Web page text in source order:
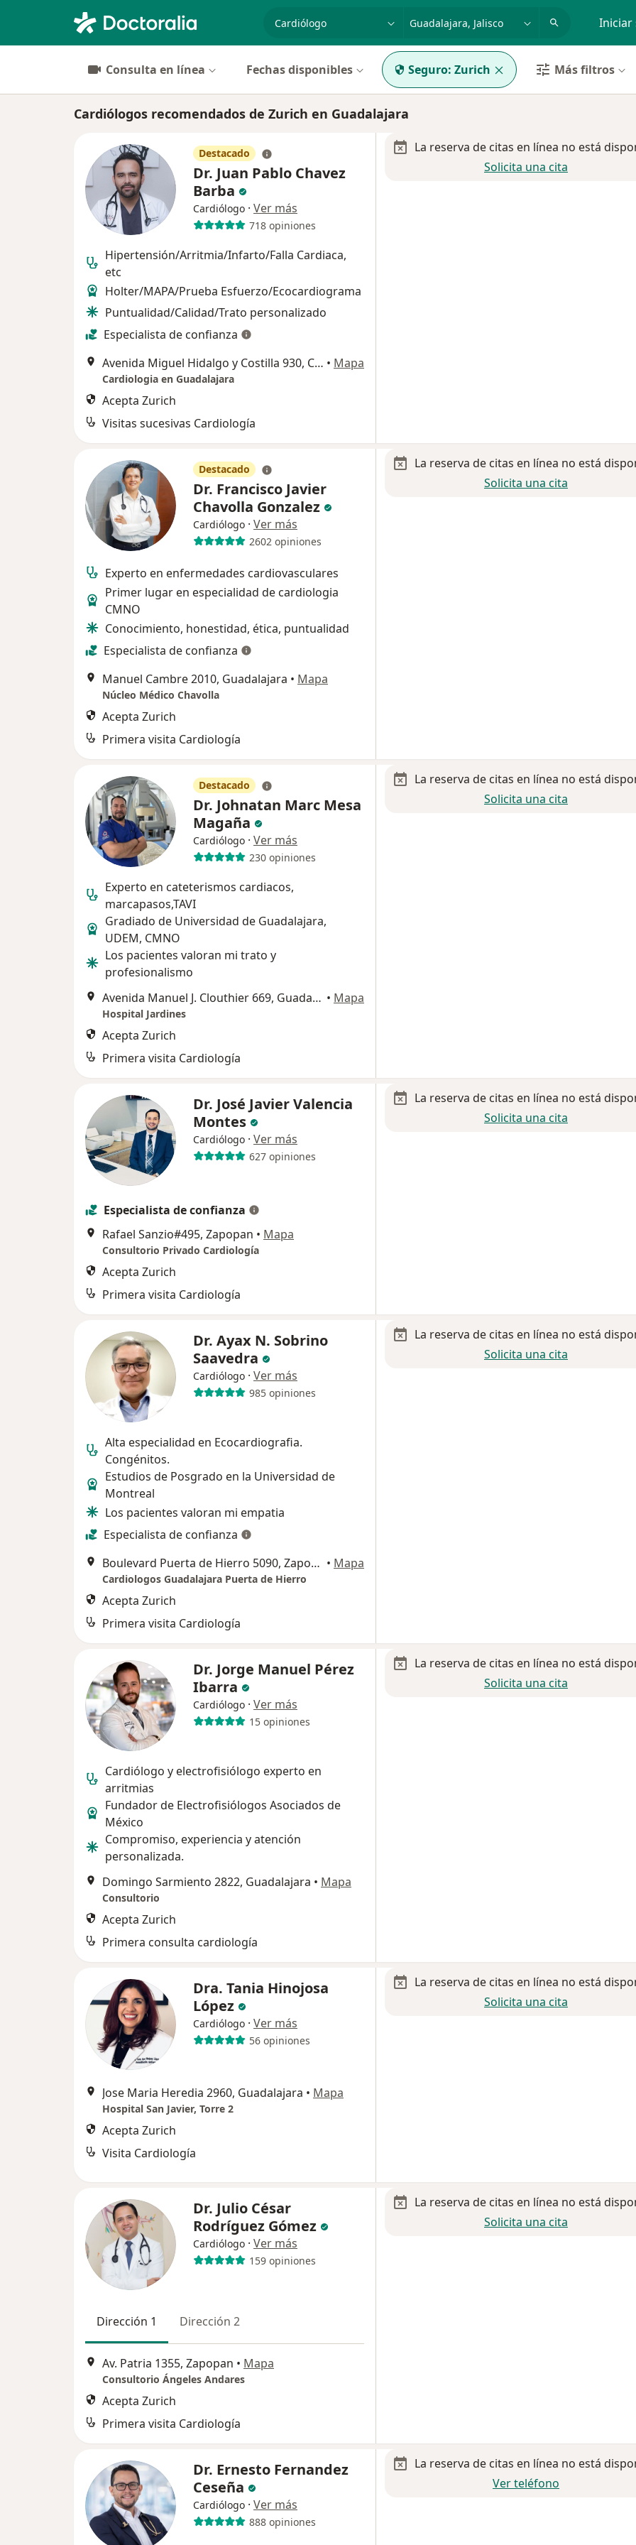
especialidad, enfermedad o nombre Iniciar
Consulta en línea Fechas disponibles Seguro: Zurich Más filtros
Cardiólogos recomendados de Zurich en Guadalajara
Destacado
Dr. Juan Pablo Chavez
Barba
Cardiólogo · Ver más
718 opiniones
Hipertensión/Arritmia/Infarto/Falla Cardiaca,
etc
Holter/MAPA/Prueba Esfuerzo/Ecocardiograma
Puntualidad/Calidad/Trato personalizado
Especialista de confianza
Avenida Miguel Hidalgo y Costilla 930, Colonia Americana, Hospital MAC-Bernardette, Guadalajara • Mapa
Cardiologia en Guadalajara
Acepta Zurich
Visitas sucesivas Cardiología
La reserva de citas en línea no está
Solicita una cita
Destacado
Dr. Francisco Javier
Chavolla Gonzalez
Cardiólogo · Ver más
2602 opiniones
Experto en enfermedades cardiovasculares
Primer lugar en especialidad de cardiologia
CMNO
Conocimiento, honestidad, ética, puntualidad
Especialista de confianza
Manuel Cambre 2010, Guadalajara • Mapa
Núcleo Médico Chavolla
Acepta Zurich
Primera visita Cardiología
La reserva de citas en línea no está
Solicita una cita
Destacado
Dr. Johnatan Marc Mesa
Magaña
Cardiólogo · Ver más
230 opiniones
Experto en cateterismos cardiacos,
marcapasos,TAVI
Gradiado de Universidad de Guadalajara,
UDEM, CMNO
Los pacientes valoran mi trato y
profesionalismo
Avenida Manuel J. Clouthier 669, Guadalajara • Mapa
Hospital Jardines
Acepta Zurich
Primera visita Cardiología
La reserva de citas en línea no está
Solicita una cita
Dr. José Javier Valencia
Montes
Cardiólogo · Ver más
627 opiniones
Especialista de confianza
Rafael Sanzio#495, Zapopan • Mapa
Consultorio Privado Cardiología
Acepta Zurich
Primera visita Cardiología
La reserva de citas en línea no está
Solicita una cita
Dr. Ayax N. Sobrino
Saavedra
Cardiólogo · Ver más
985 opiniones
Alta especialidad en Ecocardiografia.
Congénitos.
Estudios de Posgrado en la Universidad de
Montreal
Los pacientes valoran mi empatia
Especialista de confianza
Boulevard Puerta de Hierro 5090, Zapopan • Mapa
Cardiologos Guadalajara Puerta de Hierro
Acepta Zurich
Primera visita Cardiología
La reserva de citas en línea no está
Solicita una cita
Dr. Jorge Manuel Pérez
Ibarra
Cardiólogo · Ver más
15 opiniones
Cardiólogo y electrofisiólogo experto en
arritmias
Fundador de Electrofisiólogos Asociados de
México
Compromiso, experiencia y atención
personalizada.
Domingo Sarmiento 2822, Guadalajara • Mapa
Consultorio
Acepta Zurich
Primera consulta cardiología
La reserva de citas en línea no está
Solicita una cita
Dra. Tania Hinojosa
López
Cardiólogo · Ver más
56 opiniones
Jose Maria Heredia 2960, Guadalajara • Mapa
Hospital San Javier, Torre 2
Acepta Zurich
Visita Cardiología
La reserva de citas en línea no está
Solicita una cita
Dr. Julio César
Rodríguez Gómez
Cardiólogo · Ver más
159 opiniones
Dirección 1 Dirección 2
Av. Patria 1355, Zapopan • Mapa
Consultorio Ángeles Andares
Acepta Zurich
Primera visita Cardiología
La reserva de citas en línea no está
Solicita una cita
Dr. Ernesto Fernandez
Ceseña
Cardiólogo · Ver más
888 opiniones
La reserva de citas en línea no está
Ver teléfono